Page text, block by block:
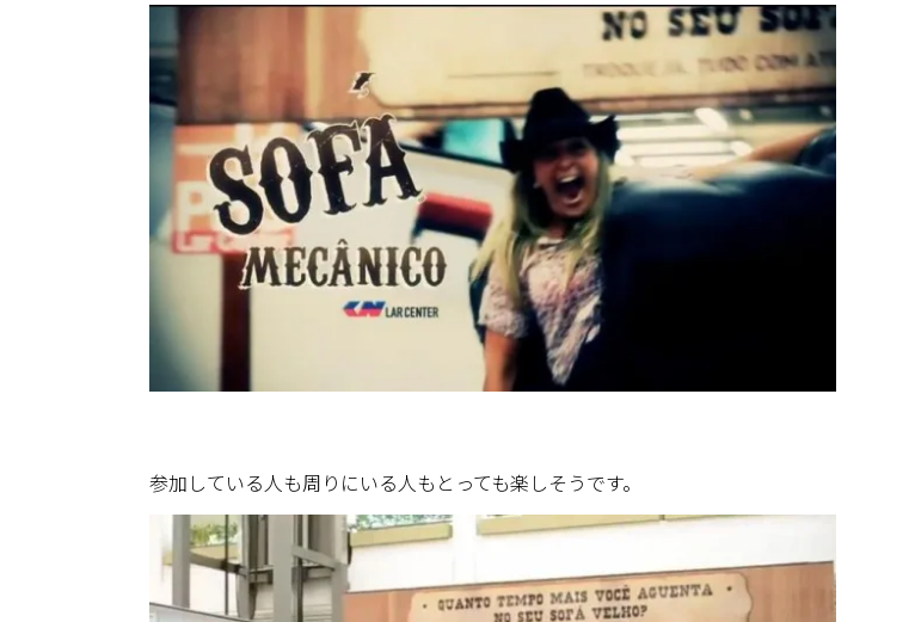
参加している人も周りにいる人もとっても楽しそうです。